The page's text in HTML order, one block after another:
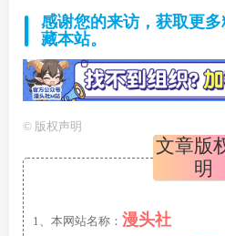
感谢您的来访，获取更
藏本站。
© 版权声明
文章版
明
1、本网站名称： 漫头社